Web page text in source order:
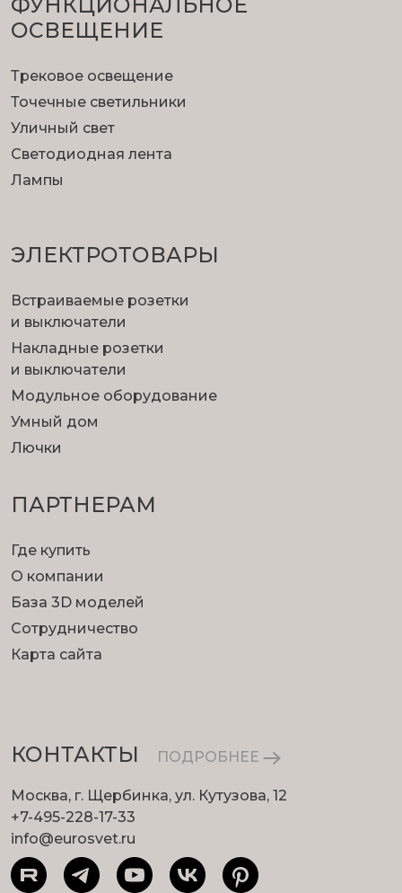
ОСВЕЩЕНИЕ
Трековое освещение
Точечные светильники
Уличный свет
Светодиодная лента
Лампы
ЭЛЕКТРОТОВАРЫ
Встраиваемые розетки
и выключатели
Накладные розетки
и выключатели
Модульное оборудование
Умный дом
Лючки
ПАРТНЕРАМ
Где купить
О компании
База 3D моделей
Сотрудничество
Карта сайта
КОНТАКТЫ ПОДРОБНЕЕ
Москва, г. Щербинка, ул. Кутузова, 12
+7-495-228-17-33
info@eurosvet.ru